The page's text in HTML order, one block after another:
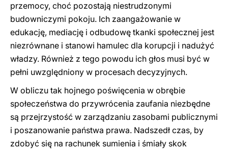
przemocy, choć pozostają niestrudzonymi
budowniczymi pokoju. Ich zaangażowanie w
edukację, mediację i odbudowę tkanki społecznej jest
niezrównane i stanowi hamulec dla korupcji i nadużyć
władzy. Również z tego powodu ich głos musi być w
pełni uwzględniony w procesach decyzyjnych.
W obliczu tak hojnego poświęcenia w obrębie
społeczeństwa do przywrócenia zaufania niezbędne
są przejrzystość w zarządzaniu zasobami publicznymi
i poszanowanie państwa prawa. Nadszedł czas, by
zdobyć się na rachunek sumienia i śmiały skok